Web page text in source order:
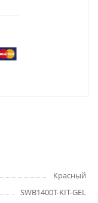
Красный
SWB1400T-KIT-GEL